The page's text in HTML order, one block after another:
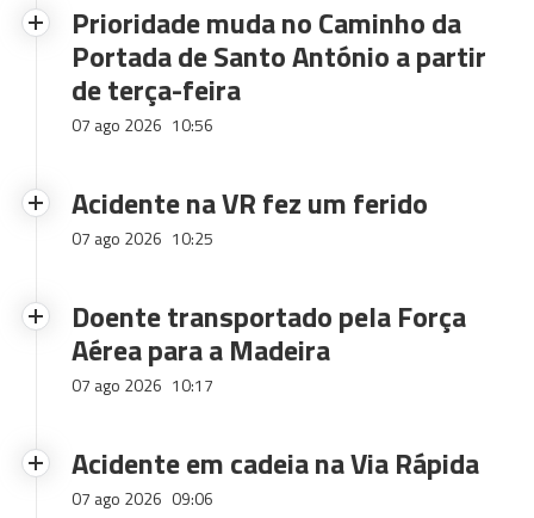
Prioridade muda no Caminho da
Portada de Santo António a partir
de terça-feira
07 ago 2026 10:56
Acidente na VR fez um ferido
07 ago 2026 10:25
Doente transportado pela Força
Aérea para a Madeira
07 ago 2026 10:17
Acidente em cadeia na Via Rápida
07 ago 2026 09:06